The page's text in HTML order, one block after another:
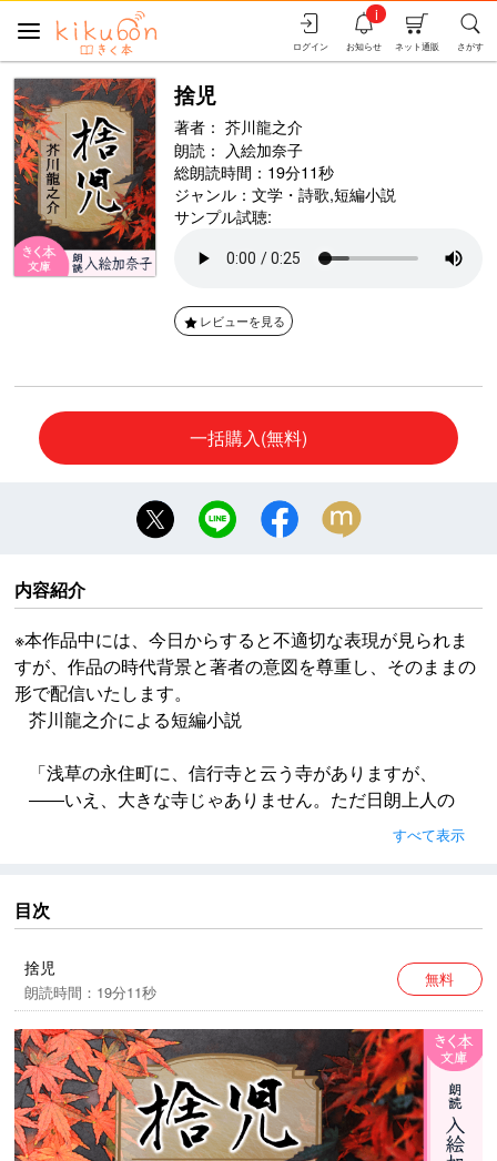
さがす
ネット通販
お知らせ
i
ログイン
捨児
著者： 芥川龍之介
朗読：
入絵加奈子
総朗読時間：19分11秒
ジャンル： 文学・詩歌,短編小説
サンプル試聴:
レビューを見る
一括購入(無料)
内容紹介
※本作品中には、今日からすると不適切な表現が見られま
すが、作品の時代背景と著者の意図を尊重し、そのままの
形で配信いたします。
芥川龍之介による短編小説
「浅草の永住町に、信行寺と云う寺がありますが、
――いえ、大きな寺じゃありません。ただ日朗上人の
御木像があるとか云う、相応に由緒のある寺だそうで
す。その寺の門前に、明治二十二年の秋、男の子が一
を書いた紙もついていない。――何でも古い黄八丈の
一つ身にくるんだまま、緒の切れた女の草履を枕に、
捨ててあったと云う事です。
※本作品中には、今日からすると不適切な表現が見られ
ますが、作品の時代背景と著者の意図を尊重し、その
ままの形で配信いたします。
すべて表示
目次
捨児
朗読時間：19分11秒
無料